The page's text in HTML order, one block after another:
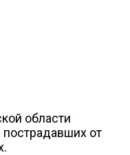
области
пострадавших от